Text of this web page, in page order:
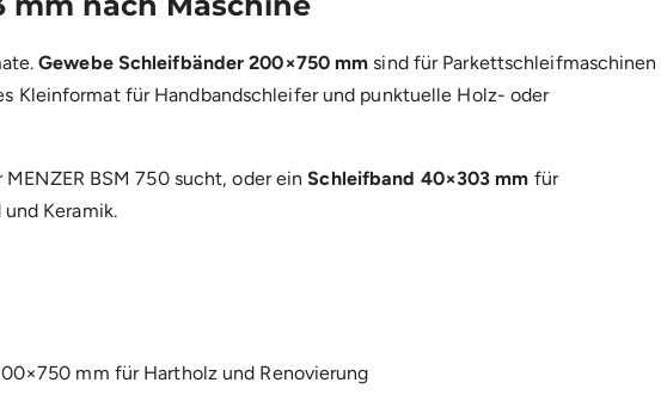
Gewebe Schleifbänder 200×750 mm sind für Parkettschleifmaschinen
Kleinformat für Handbandschleifer und punktuelle Holz- oder
BSM 750 sucht, oder einSchleifband 40×303 mm für
Keramik.
mm für Hartholz und Renovierung